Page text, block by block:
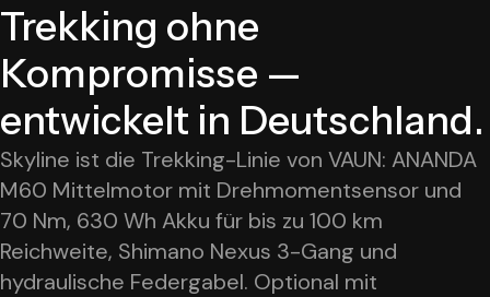
Trekking ohne
Kompromisse —
entwickelt in Deutschland.
Skyline ist die Trekking-Linie von VAUN: ANANDA
M60 Mittelmotor mit Drehmomentsensor und
70 Nm, 630 Wh Akku für bis zu 100 km
Reichweite, Shimano Nexus 3-Gang und
hydraulische Federgabel. Optional mit